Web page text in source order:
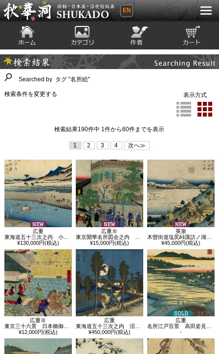
秋華洞 SHUKADO 掛軸・日本画・浮世
EN
ホーム カテゴリ 絵師 カート
検索結果
Searched by タグ "名所絵"
検索条件を変更する 表示方式
検索結果190件中 1件から60件までを表示
1 2 3 4 次へ≫
広重
東海道五十三次之内 小田原 酒匂川
¥130,000円(税込)
広重Ⅲ
東京開華名所図会之内 蛎蠣商行会社米市場繁昌
¥15,000円(税込)
英泉
木曽街道塩尻峠諏訪ノ湖水眺望
¥45,000円(税込)
広重Ⅲ
東京三十六景 日本橋御高礼
¥12,000円(税込)
広重
東海道五十三次之内 沼津 黄昏図
¥450,000円(税込)
広重
名所江戸百景 高田姿見のはし俤の橋砂利場
-